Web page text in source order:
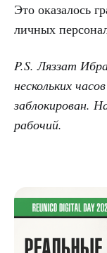
Это оказалось
личных
P.S. Ляззат
нескольких
заблокирован.
рабочий.